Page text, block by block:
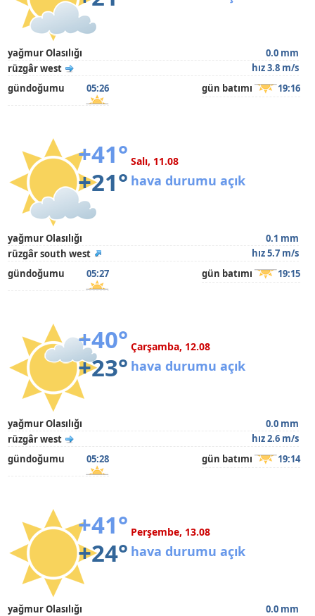
yağmur Olasılığı
0.0 mm
rüzgâr west
hız 3.8 m/s
gündoğumu
05:26 gün batımı 19:16
+41°
+21°
Salı, 11.08
hava durumu açık
yağmur Olasılığı
0.1 mm
rüzgâr south west
hız 5.7 m/s
gündoğumu
05:27 gün batımı 19:15
+40°
+23°
Çarşamba, 12.08
hava durumu açık
yağmur Olasılığı
0.0 mm
rüzgâr west
hız 2.6 m/s
gündoğumu
05:28 gün batımı 19:14
+41°
+24°
Perşembe, 13.08
hava durumu açık
yağmur Olasılığı
0.0 mm